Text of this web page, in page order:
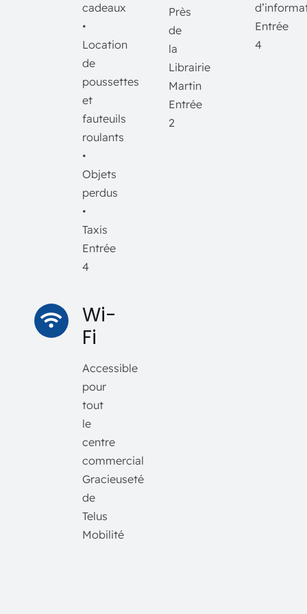
cadeaux
•
Location
de
poussettes
et
fauteuils
roulants
•
Objets
perdus
•
Taxis
Entrée
4
Près
de
la
Librairie
Martin
Entrée
2
Entrée
4
Wi-
Fi
Accessible
pour
tout
le
centre
commercial
Gracieuseté
de
Telus
Mobilité